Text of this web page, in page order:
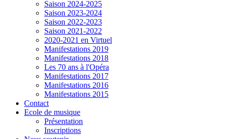
Saison 2024-2025
Saison 2023-2024
Saison 2022-2023
Saison 2021-2022
2020-2021 en Virtuel
Manifestations 2019
Manifestations 2018
Les 70 ans à l'Opéra
Manifestations 2017
Manifestations 2016
Manifestations 2015
Contact
Ecole de musique
Présentation
Inscriptions